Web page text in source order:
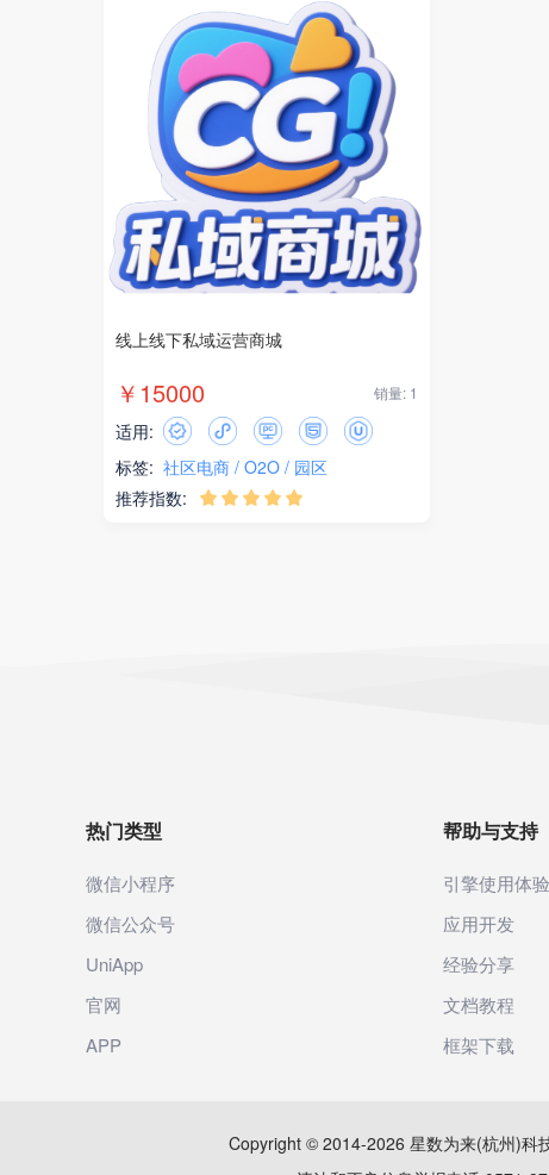
线上线下私域运营商城
￥15000 销量: 1
适用:
标签: 社区电商 O2O
园区
推荐指数:
    
热门类型
微信小程序
微信公众号
UniApp
官网
APP
帮助与支持
引擎使用体验
应用开发
经验分享
文档教程
框架下载
Copyright © 2014-2026 星数为来(杭州)科